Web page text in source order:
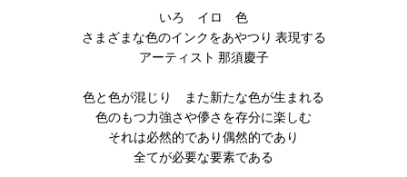
いろ イロ 色
さまざまな色のインクをあやつり 表現する
アーティスト 那須慶子
色と色が混じり また新たな色が生まれる
色のもつ力強さや儚さを存分に楽しむ
それは必然的であり偶然的であり
全てが必要な要素である